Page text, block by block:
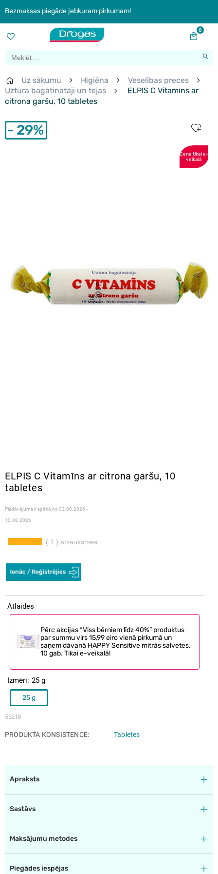
Bezmaksas piegāde jebkuram pirkumam!
0
Uz sākumu Higiēna
Veselības preces
Uztura bagātinātāji un tējas
ELPIS C Vitamīns ar
citrona garšu, 10 tabletes
29%
Cena tikai e-
veikalā
ELPIS C Vitamīns ar citrona garšu, 10
tabletes
Piedāvājums ir spēkā no 03.08.2026 -
10.08.2026
( 1 ) atsauksmes
53218
Izmēri 25 g
25 g
Atlaides
Pērc akcijas “Viss bērniem līdz 40%” produktus
par summu virs 15,99 eiro vienā pirkumā un
saņem dāvanā HAPPY Sensitive mitrās salvetes,
10 gab. Tikai e-veikalā!
PRODUKTA KONSISTENCE Tabletes
Apraksts
Sastāvs
Maksājumu metodes
Piegādes iespējas